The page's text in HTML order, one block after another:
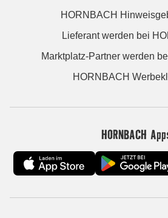
HORNBACH
Lieferant werden bei
Marktplatz-Partner werden
HORNBACH
HORNBACH